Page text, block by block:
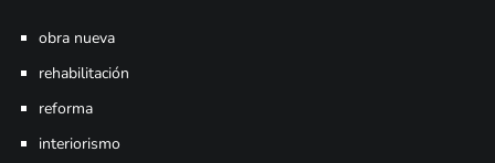
obra nueva
rehabilitación
reforma
interiorismo